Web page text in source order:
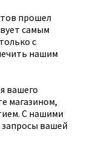
прошел
самым
с
нашим
вашего
магазином,
С нашими
вашей